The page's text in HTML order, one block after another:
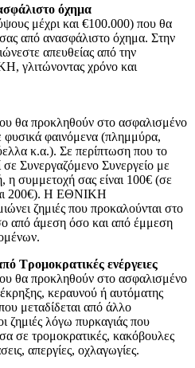
όχημα
μέχρι και €100.000) που θα
από ανασφάλιστο όχημα. Στην
απευθείας από την
χρόνο και
θα προκληθούν στο ασφαλισμένο
φυσικά φαινόμενα (πλημμύρα,
κ.α.). Σε περίπτωση που το
Συνεργαζόμενο Συνεργείο με
η συμμετοχή σας είναι 100€ (σε
200€). Η ΕΘΝΙΚΗ
ζημιές που προκαλούνται στο
από άμεση όσο και από έμμεση
Τρομοκρατικές ενέργειες
θα προκληθούν στο ασφαλισμένο
κεραυνού ή αυτόματης
μεταδίδεται από άλλο
ζημιές λόγω πυρκαγιάς που
σε τρομοκρατικές, κακόβουλες
απεργίες, οχλαγωγίες.